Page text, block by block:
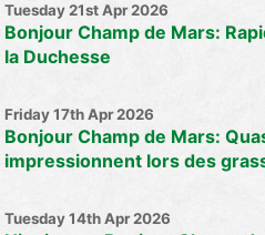
Tuesday 21st Apr 2026
Bonjour Champ de Mars:
la Duchesse
Friday 17th Apr 2026
Bonjour Champ de Mars:
impressionnent lors des
Tuesday 14th Apr 2026